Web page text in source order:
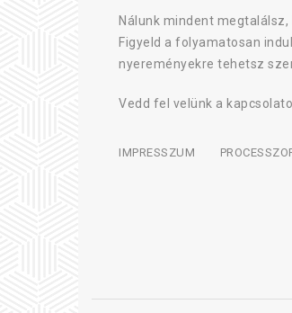
Nálunk mindent
Figyeld a folyamatosan
nyereményekre tehetsz
Vedd fel velünk a
IMPRESSZUM